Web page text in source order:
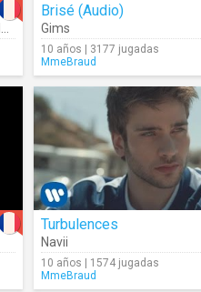
Brisé (Audio)
Gims
10 años | 3177 jugadas
MmeBraud
Turbulences
Navii
10 años | 1574 jugadas
MmeBraud